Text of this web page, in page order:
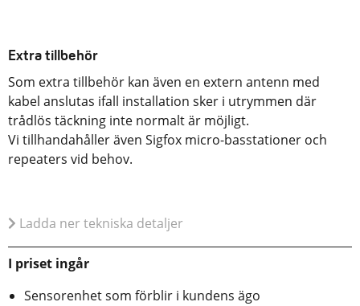
Extra tillbehör
Som extra tillbehör kan även en extern antenn med
kabel anslutas ifall installation sker i utrymmen där
trådlös täckning inte normalt är möjligt.
Vi tillhandahåller även Sigfox micro-basstationer och
repeaters vid behov.
Ladda ner tekniska detaljer
I priset ingår
Sensorenhet som förblir i kundens ägo